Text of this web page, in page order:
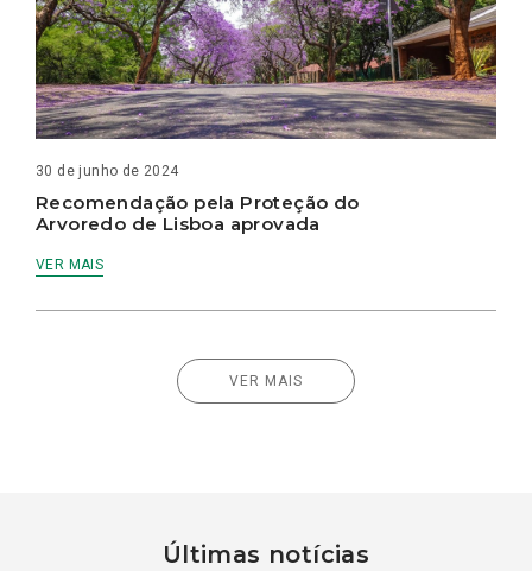
30 de junho de 2024
Recomendação pela Proteção do
Arvoredo de Lisboa aprovada
VER MAIS
VER MAIS
Últimas notícias